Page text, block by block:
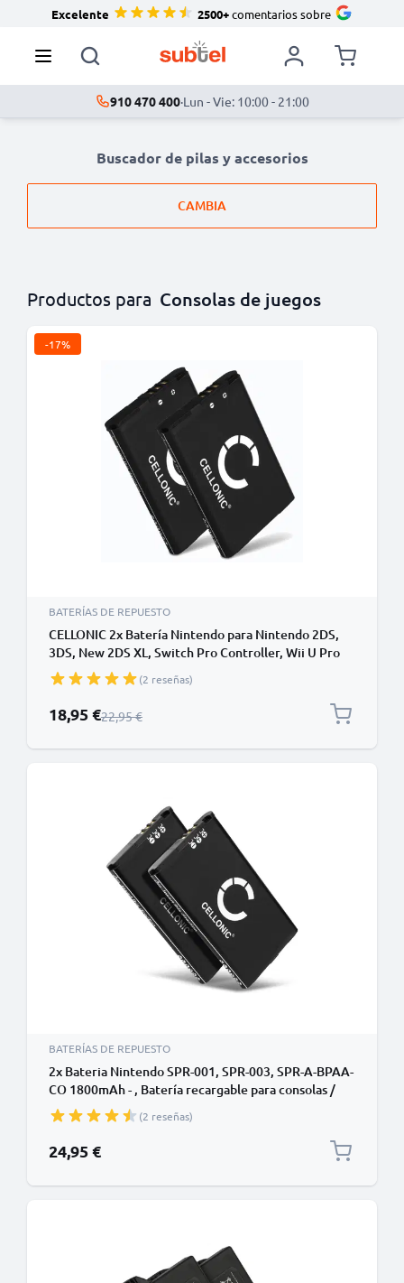
Excelente 2500+comentarios sobre
910 470 400·Lun - Vie: 10:00 - 21:00
Buscador de pilas y accesorios
CAMBIA
Productos para Consolas de juegos
-17%
BATERÍAS DE REPUESTO
CELLONIC 2x Batería Nintendo para Nintendo 2DS,
3DS, New 2DS XL, Switch Pro Controller, Wii U Pro
Controller (WUP-005) - CTR-003, CTR-001 1300mAh
(2 reseñas)
Precio especial
18,95 €Precio normal
22,95 €
BATERÍAS DE REPUESTO
2x Bateria Nintendo SPR-001, SPR-003, SPR-A-BPAA-
CO 1800mAh - , Batería recargable para consolas /
mandos Nintendo 3DS XL / New 3DS XL
(2 reseñas)
24,95 €